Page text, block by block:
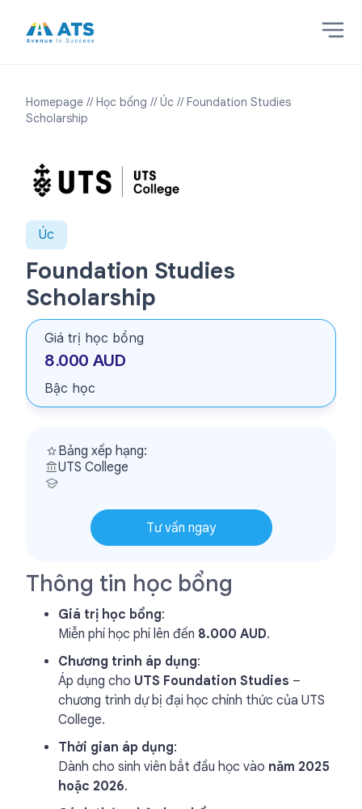
Homepage // Học bổng // Úc // Foundation Studies
Scholarship
Úc
Foundation Studies
Scholarship
Giá trị học bổng
8.000 AUD
Bậc học
Bảng xếp hạng:
UTS College
Tư vấn ngay
Thông tin học bổng
Giá trị học bổng:
Miễn phí học phí lên đến 8.000 AUD.
Chương trình áp dụng:
Áp dụng cho UTS Foundation Studies –
chương trình dự bị đại học chính thức của UTS
College.
Thời gian áp dụng:
Dành cho sinh viên bắt đầu học vào năm 2025
hoặc 2026.